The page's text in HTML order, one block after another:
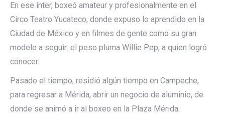
En ese ínter, boxeó amateur y profesionalmente en el
Circo Teatro Yucateco, donde expuso lo aprendido en la
Ciudad de México y en filmes de gente como su gran
modelo a seguir: el peso pluma Willie Pep, a quien logró
conocer.
Pasado el tiempo, residió algún tiempo en Campeche,
para regresar a Mérida, abrir un negocio de aluminio, de
donde se animó a ir al boxeo en la Plaza Mérida.